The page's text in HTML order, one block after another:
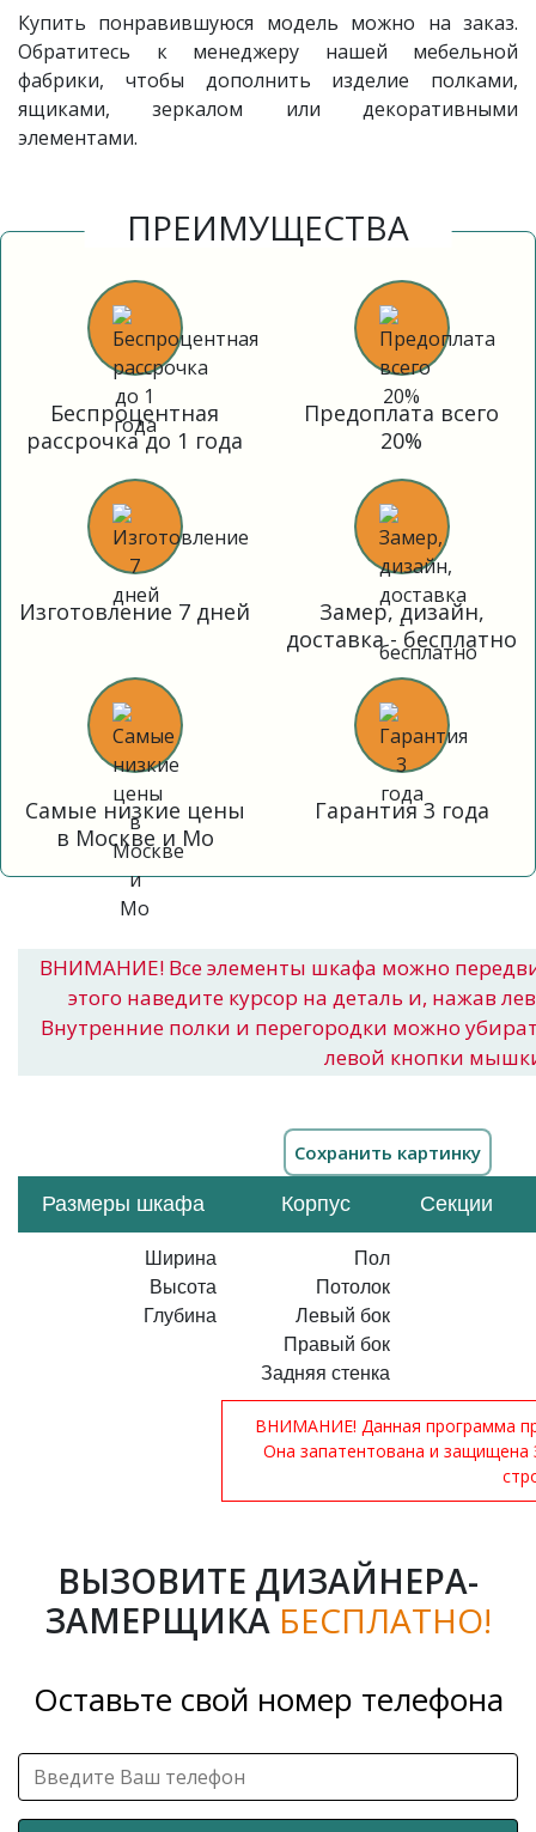
Купить понравившуюся модель можно на заказ.
Обратитесь к менеджеру нашей мебельной
фабрики, чтобы дополнить изделие полками,
ящиками, зеркалом или декоративными
элементами.
ПРЕИМУЩЕСТВА
Беспроцентная
рассрочка до 1 года
Предоплата всего
20%
Изготовление 7 дней
Замер, дизайн,
доставка - бесплатно
Самые низкие цены
в Москве и Мо
Гарантия 3 года
ВНИМАНИЕ! Все элементы шкафа можно
этого наведите курсор на деталь и, нажав
Внутренние полки и перегородки можно
левой кнопки
Размеры шкафа Корпус Секции
Ширина
Высота
Глубина
Пол
Потолок
Левый бок
Правый бок
Задняя стенка
ВНИМАНИЕ! Данная программа
Она запатентована и
ВЫЗОВИТЕ ДИЗАЙНЕРА-
ЗАМЕРЩИКА БЕСПЛАТНО!
Оставьте свой номер телефона